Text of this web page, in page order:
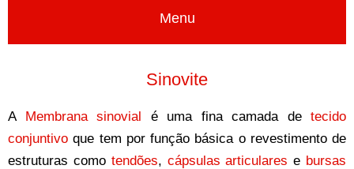
Menu
Sinovite
A Membrana sinovial é uma fina camada de tecido
conjuntivo que tem por função básica o revestimento de
estruturas como tendões, cápsulas articulares e bursas